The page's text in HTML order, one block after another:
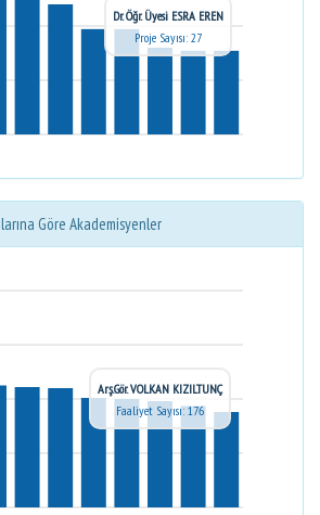
Dr. Öğr. Üyesi ESRA EREN
Proje Sayısı: 27
Göre Akademisyenler
Arş.Gör. VOLKAN KIZILTUNÇ
Faaliyet Sayısı: 176